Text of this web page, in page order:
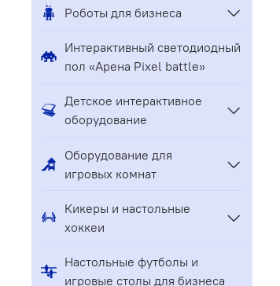
Роботы для бизнеса
Интерактивный светодиодный
пол «Арена Pixel battle»
Детское интерактивное
оборудование
Оборудование для
игровых комнат
Кикеры и настольные
хоккеи
Настольные футболы и
игровые столы для бизнеса